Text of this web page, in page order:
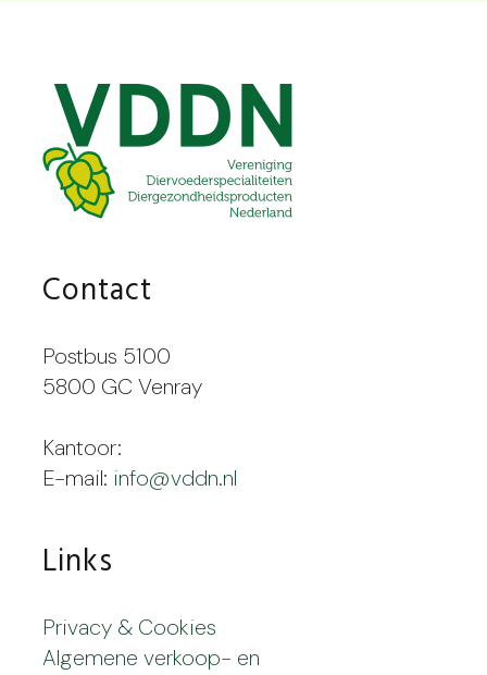
Contact
Postbus 5100
5800 GC Venray
Kantoor:
E-mail: info@vddn.nl
Links
Privacy & Cookies
Algemene verkoop- en